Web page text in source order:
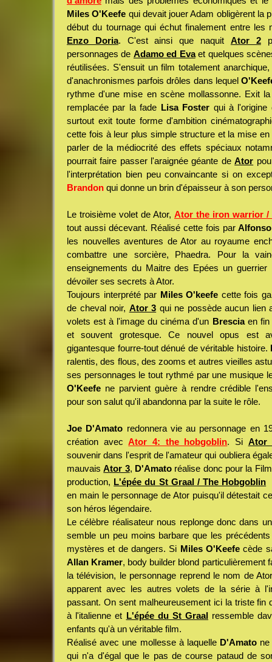
Miles O'Keefe qui devait jouer Adam obligèrent la
début du tournage qui échut finalement entre
Enzo Doria. C'est ainsi que naquit Ator 2
personnages de Adamo ed Evaet quelques
réutilisées. S'ensuit un film totalement
d'anachronismes parfois drôles dans lequel
rythme d'une mise en scène mollassonne. Exit
remplacée par la fade Lisa Foster qui à l'origine
surtout exit toute forme d'ambition
cette fois à leur plus simple structure et la mise
parler de la médiocrité des effets spéciaux
pourrait faire passer l'araignée géante deAtor
l'interprétation bien peu convaincante si on
Brandon qui donne un brin d'épaisseur à son
Le troisième volet de Ator, Ator the iron warrior /
tout aussi décevant. Réalisé cette fois par
les nouvelles aventures de Ator au royaume
combattre une sorcière, Phaedra. Pour la
enseignements du Maitre des Epées un guerrier
dévoiler ses secrets à Ator.
Toujours interprété par Miles O'keefe cette fois
de cheval noir, Ator 3 qui ne possède aucun lien
volets est à l'image du cinéma d'un Bresciaen fin
et souvent grotesque. Ce nouvel opus est
gigantesque fourre-tout dénué de véritable histoire.
ralentis, des flous, des zooms et autres vieilles
ses personnages le tout rythmé par une musique
O'Keefe ne parvient guère à rendre crédible
pour son salut qu'il abandonna par la suite le rôle.
Joe D'Amato redonnera vie au personnage en
création avecAtor 4: the hobgoblin. Si Ator
souvenir dans l'esprit de l'amateur qui oubliera
mauvaisAtor 3, D'Amato réalise donc pour la
production, L'épée du St Graal / The Hobgoblin
en main le personnage de Ator puisqu'il détestait
son héros légendaire.
Le célèbre réalisateur nous replonge donc dans
semble un peu moins barbare que les
mystères et de dangers. Si Miles O'Keefe cède
Allan Kramer, body builder blond particulièrement
la télévision, le personnage reprend le nom de
apparent avec les autres volets de la série à
passant. On sent malheureusement ici la triste fin
à l'italienne et L'épée du St Graal ressemble
enfants qu'à un véritable film.
Réalisé avec une mollesse à laquelle D'Amato
qui n'a d'égal que le pas de course pataud de